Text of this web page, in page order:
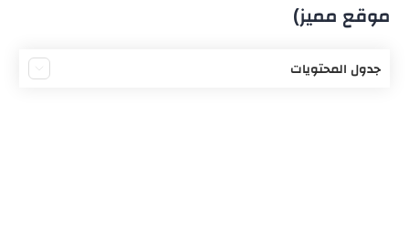
موقع مميز)
جدول المحتويات